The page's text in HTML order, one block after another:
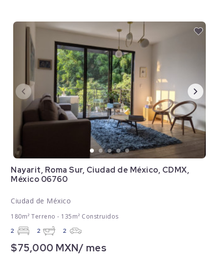
Nayarit, Roma Sur, Ciudad de México, CDMX,
México 06760
Ciudad de México
180m² Terreno - 135m² Construidos
2 2 2
$75,000 MXN/ mes